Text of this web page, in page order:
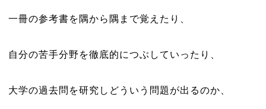
一冊の参考書を隅から隅まで覚えたり、
自分の苦手分野を徹底的につぶしていったり、
大学の過去問を研究しどういう問題が出るのか、